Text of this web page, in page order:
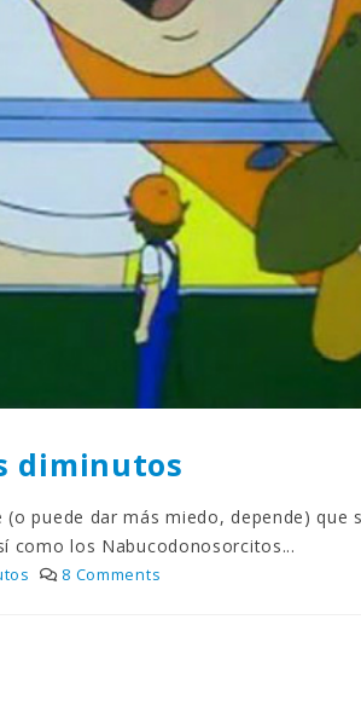
diminutos
puede dar más miedo, depende) que
como los Nabucodonosorcitos...
8 Comments
Gana una de las cuatro
unidades de PLAYMOBIL
que sorteamos: Knight
El coche fantástico
2022
FlixOlé nos divierte con su
colección de comedias de
los 80 y 90 y regalamos
anuales
2022
Llega el nuevo juego de
mesa Yo Fui a EGB:
con más preguntas
pruebas
EGB
8 febrero,
5
15